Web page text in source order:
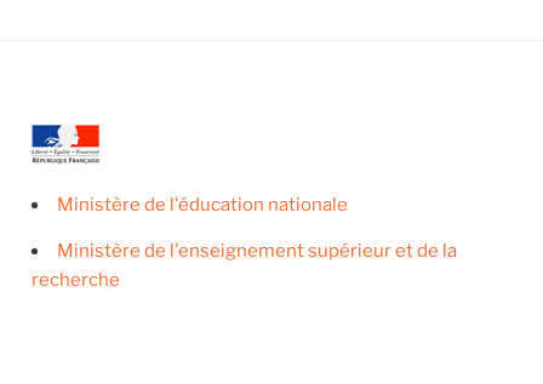
Ministère de l'éducation nationale
Ministère de l'enseignement supérieur et de la
recherche